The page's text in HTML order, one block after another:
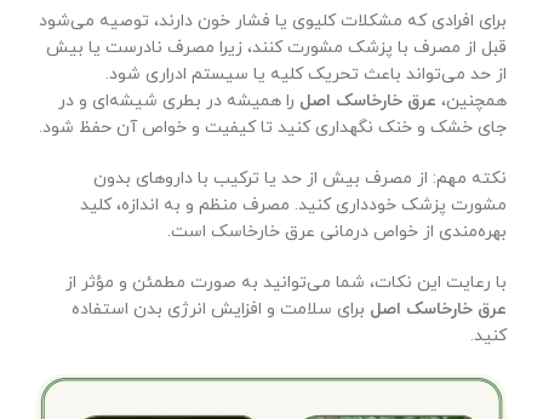
برای افرادی که مشکلات کلیوی یا فشار خون دارند، توصیه می‌شود
قبل از مصرف با پزشک مشورت کنند، زیرا مصرف نادرست یا بیش
از حد می‌تواند باعث تحریک کلیه یا سیستم ادراری شود.
همچنین، عرق خارخاسک اصل را همیشه در بطری شیشه‌ای و در
جای خشک و خنک نگهداری کنید تا کیفیت و خواص آن حفظ شود.
نکته مهم: از مصرف بیش از حد یا ترکیب با داروهای بدون
مشورت پزشک خودداری کنید. مصرف منظم و به اندازه، کلید
بهره‌مندی از خواص درمانی عرق خارخاسک است.
با رعایت این نکات، شما می‌توانید به صورت مطمئن و مؤثر از
عرق خارخاسک اصل برای سلامت و افزایش انرژی بدن استفاده
کنید.